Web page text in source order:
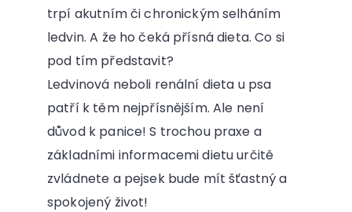
trpí akutním či chronickým selháním
ledvin. A že ho čeká přísná dieta. Co si
pod tím představit?
Ledvinová neboli renální dieta u psa
patří k těm nejpřísnějším. Ale není
důvod k panice! S trochou praxe a
základními informacemi dietu určitě
zvládnete a pejsek bude mít šťastný a
spokojený život!